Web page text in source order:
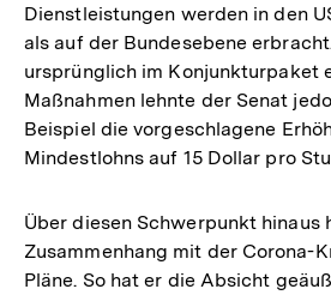
Dienstleistungen werden in den
als auf der Bundesebene
ursprünglich im Konjunkturpaket
Maßnahmen lehnte der Senat
Beispiel die vorgeschlagene
Mindestlohns auf 15 Dollar pro
Über diesen Schwerpunkt hinaus
Zusammenhang mit der Corona-
Pläne. So hat er die Absicht